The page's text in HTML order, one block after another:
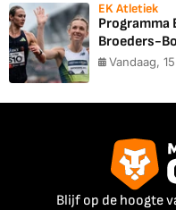
EK Atletiek
Programma
Broeders-
Vandaag,
Blijf op de hoogte